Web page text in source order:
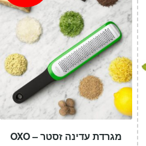
מגרדת עדינה זסטר – OXO